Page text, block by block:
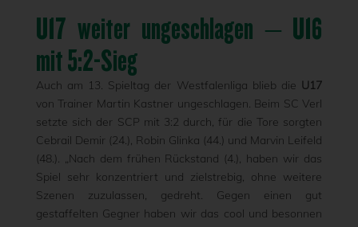
U17 weiter ungeschlagen – U16
mit 5:2-Sieg
Auch am 13. Spieltag der Westfalenliga blieb die U17
von Trainer Martin Kastner ungeschlagen. Beim SC Verl
setzte sich der SCP mit 3:2 durch, für die Tore sorgten
Cebrail Demir (24.), Robin Glinka (44.) und Marvin Leifeld
(48.). „Nach dem frühen Rückstand (4.), haben wir das
Spiel sehr konzentriert und zielstrebig, ohne weitere
Szenen zuzulassen, gedreht. Gegen einen gut
gestaffelten Gegner haben wir das cool und besonnen